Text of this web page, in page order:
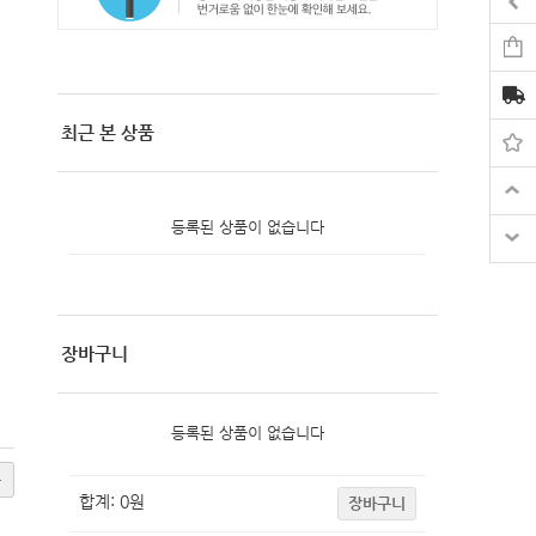
최근 본 상품
등록된 상품이 없습니다
장바구니
등록된 상품이 없습니다
합계: 0원 장바구니